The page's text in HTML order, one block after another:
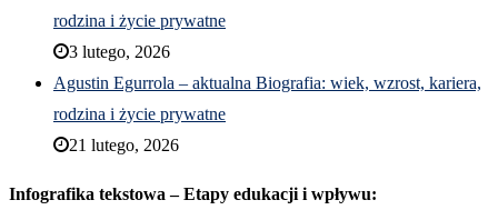
rodzina i życie prywatne
3 lutego, 2026
Agustin Egurrola – aktualna Biografia: wiek, wzrost, kariera,
rodzina i życie prywatne
21 lutego, 2026
Infografika tekstowa – Etapy edukacji i wpływu: